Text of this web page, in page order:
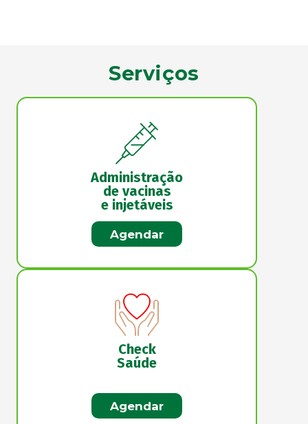
Serviços
Administração
de vacinas
e injetáveis
Agendar
Check
Saúde
Agendar